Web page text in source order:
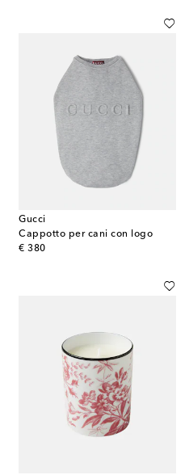
Gucci
Cappotto per cani con logo
€ 380
original price